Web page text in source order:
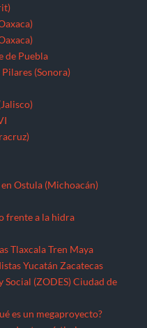
de Puebla
Pilares (Sonora)
Ostula (Michoacán)
frente a la hidra
Tlaxcala Tren Maya
Yucatán Zacatecas
(ZODES) Ciudad de
es un megaproyecto?